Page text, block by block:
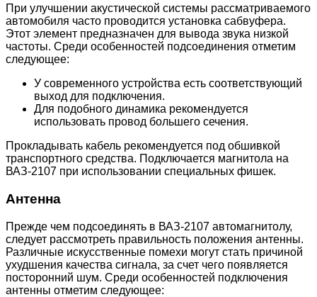
При улучшении акустической системы рассматриваемого
автомобиля часто проводится установка сабвуфера.
Этот элемент предназначен для вывода звука низкой
частоты. Среди особенностей подсоединения отметим
следующее:
У современного устройства есть соответствующий
выход для подключения.
Для подобного динамика рекомендуется
использовать провод большего сечения.
Прокладывать кабель рекомендуется под обшивкой
транспортного средства. Подключается магнитола на
ВАЗ-2107 при использовании специальных фишек.
Антенна
Прежде чем подсоединять в ВАЗ-2107 автомагнитолу,
следует рассмотреть правильность положения антенны.
Различные искусственные помехи могут стать причиной
ухудшения качества сигнала, за счет чего появляется
посторонний шум. Среди особенностей подключения
антенны отметим следующее: